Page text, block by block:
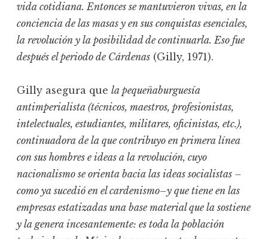
vida cotidiana. Entonces se mantuvieron vivas, en la
conciencia de las masas y en sus conquistas esenciales,
la revolución y la posibilidad de continuarla. Eso fue
después el periodo de Cárdenas (Gilly, 1971).
Gilly asegura que la pequeñaburguesía
antimperialista (técnicos, maestros, profesionistas,
intelectuales, estudiantes, militares, oficinistas, etc.),
continuadora de la que contribuyo en primera línea
con sus hombres e ideas a la revolución, cuyo
nacionalismo se orienta bacia las ideas socialistas –
como ya sucedió en el cardenismo–y que tiene en las
empresas estatizadas una base material que la sostiene
y la genera incesantemente: es toda la población